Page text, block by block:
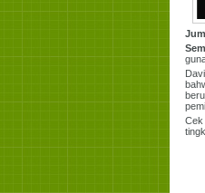
Cek